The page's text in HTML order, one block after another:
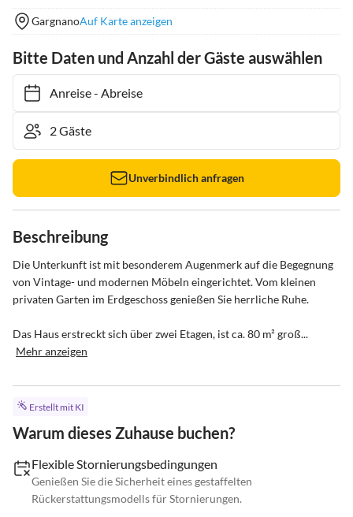
GargnanoAuf Karte anzeigen
Bitte Daten und Anzahl der Gäste auswählen
Anreise- Abreise
Unverbindlich anfragen
Beschreibung
Die Unterkunft ist mit besonderem Augenmerk auf die Begegnung
von Vintage- und modernen Möbeln eingerichtet. Vom kleinen
privaten Garten im Erdgeschoss genießen Sie herrliche Ruhe.
Das Haus erstreckt sich über zwei Etagen, ist ca. 80 m² groß...
Mehr anzeigen
Erstellt mit KI
Warum dieses Zuhause buchen?
Flexible Stornierungsbedingungen
Genießen Sie die Sicherheit eines gestaffelten
Rückerstattungsmodells für Stornierungen.